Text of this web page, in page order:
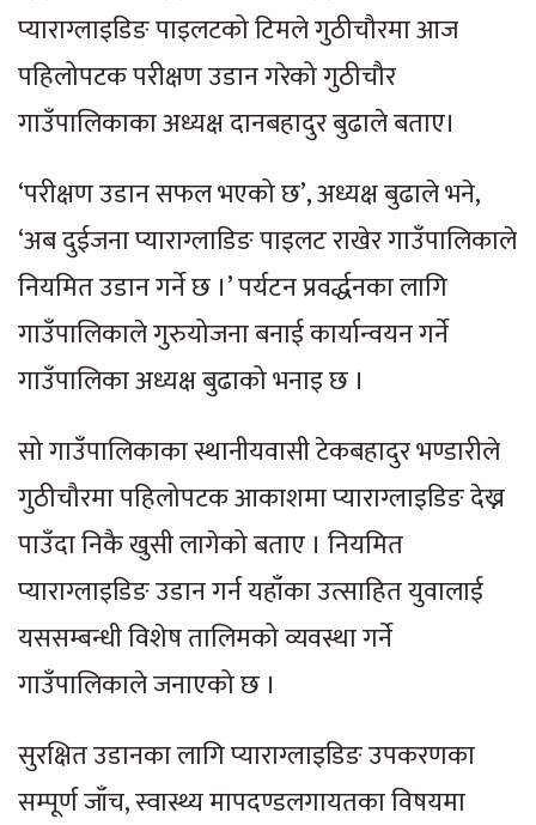
प्याराग्लाइडिङ पाइलटको टिमले गुठीचौरमा आज
पहिलोपटक परीक्षण उडान गरेको गुठीचौर
गाउँपालिकाका अध्यक्ष दानबहादुर बुढाले बताए।
‘परीक्षण उडान सफल भएको छ’, अध्यक्ष बुढाले भने,
‘अब दुईजना प्याराग्लाडिङ पाइलट राखेर गाउँपालिकाले
नियमित उडान गर्ने छ ।’ पर्यटन प्रवर्द्धनका लागि
गाउँपालिकाले गुरुयोजना बनाई कार्यान्वयन गर्ने
गाउँपालिका अध्यक्ष बुढाको भनाइ छ ।
सो गाउँपालिकाका स्थानीयवासी टेकबहादुर भण्डारीले
गुठीचौरमा पहिलोपटक आकाशमा प्याराग्लाइडिङ देख्न
पाउँदा निकै खुसी लागेको बताए । नियमित
प्याराग्लाइडिङ उडान गर्न यहाँका उत्साहित युवालाई
यससम्बन्धी विशेष तालिमको व्यवस्था गर्ने
गाउँपालिकाले जनाएको छ ।
सुरक्षित उडानका लागि प्याराग्लाइडिङ उपकरणका
सम्पूर्ण जाँच, स्वास्थ्य मापदण्डलगायतका विषयमा